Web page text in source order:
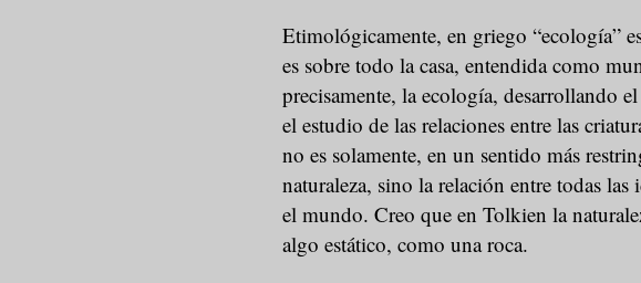
Etimológicamente, en griego “ecología”
es sobre todo la casa, entendida como
precisamente, la ecología, desarrollando
el estudio de las relaciones entre las
no es solamente, en un sentido más
naturaleza, sino la relación entre todas las
el mundo. Creo que en Tolkien la
algo estático, como una roca.